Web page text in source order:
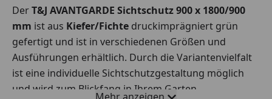
DerT&J AVANTGARDE Sichtschutz 900 x 1800/900
mm ist aus Kiefer/Fichte druckimprägniert grün
gefertigt und ist in verschiedenen Größen und
Ausführungen erhältlich. Durch die Variantenvielfalt
ist eine individuelle Sichtschutzgestaltung möglich
und wird zum Blickfang in Ihrem Garten.